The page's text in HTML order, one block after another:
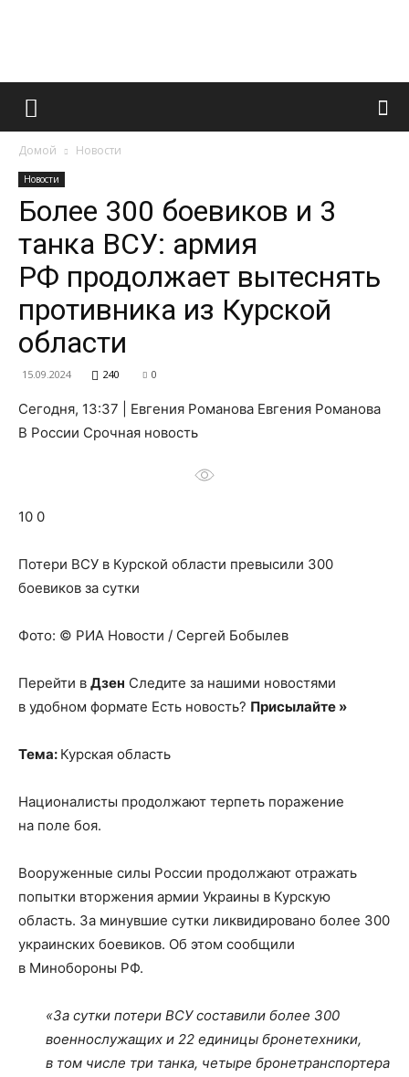
Французский
и
о
Домой Новости
Новости
Более 300 боевиков и 3
танка ВСУ: армия
РФ продолжает вытеснять
противника из Курской
области
15.09.2024 240 0
Сегодня, 13:37 | Евгения Романова Евгения Романова
В России Срочная новость
10 0
Потери ВСУ в Курской области превысили 300
боевиков за сутки
Фото: © РИА Новости / Сергей Бобылев
Перейти в Дзен Следите за нашими новостями
в удобном формате Есть новость? Присылайте »
Тема: Курская область
Националисты продолжают терпеть поражение
на поле боя.
Вооруженные силы России продолжают отражать
попытки вторжения армии Украины в Курскую
область. За минувшие сутки ликвидировано более 300
украинских боевиков. Об этом сообщили
в Минобороны РФ.
«За сутки потери ВСУ составили более 300
военнослужащих и 22 единицы бронетехники,
в том числе три танка, четыре бронетранспортера